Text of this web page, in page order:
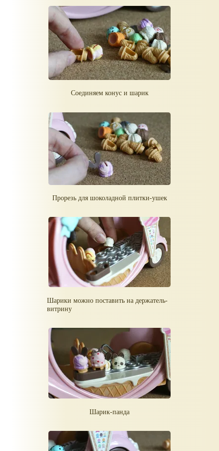
Соединяем конус и шарик
Прорезь для шоколадной плитки-ушек
Шарики можно поставить на держатель-
витрину
Шарик-панда